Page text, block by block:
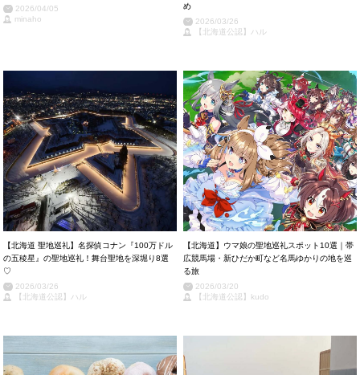
2026/04/05
minaho
め
2026/03/26
【北海道公認】ハル
【北海道 聖地巡礼】名探偵コナン『100万ドル
の五稜星』の聖地巡礼！舞台聖地を深堀り8選
♡
2026/03/26
【北海道公認】ハル
【北海道】ウマ娘の聖地巡礼スポット10選｜帯
広競馬場・新ひだか町など名馬ゆかりの地を巡
る旅
2026/03/20
【北海道公認】kudo